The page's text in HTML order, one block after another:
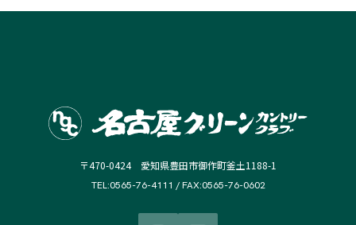
〒470-0424 愛知県豊田市御作町釜土1188-1
TEL:0565-76-4111 / FAX:0565-76-0602